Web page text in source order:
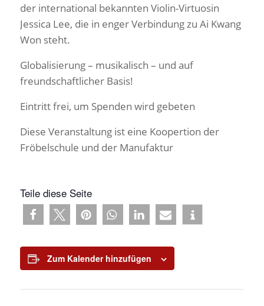
der international bekannten Violin-Virtuosin
Jessica Lee, die in enger Verbindung zu Ai Kwang
Won steht.
Globalisierung – musikalisch – und auf
freundschaftlicher Basis!
Eintritt frei, um Spenden wird gebeten
Diese Veranstaltung ist eine Koopertion der
Fröbelschule und der Manufaktur
Teile diese Seite
Zum Kalender hinzufügen